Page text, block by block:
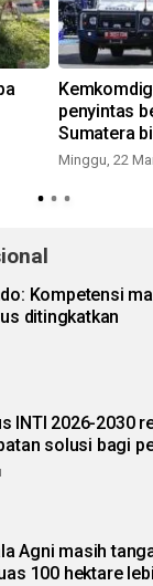
penyintas
Sumatera
layanan
Minggu, 22
Kompetensi
ditingkatkan
INTI 2026-2030
solusi bagi
Agni masih
100 hektare